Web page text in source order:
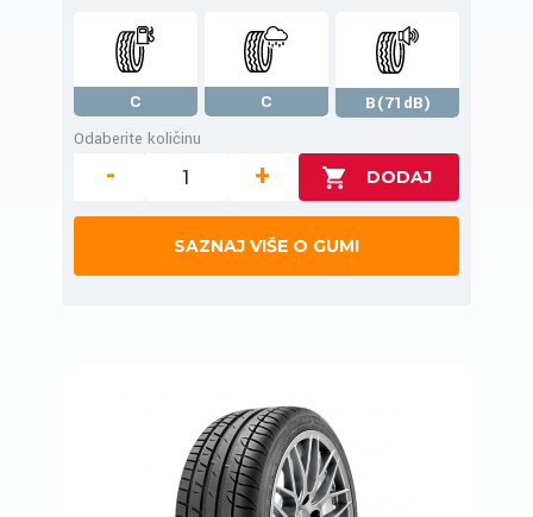
C C
B(71dB)
Odaberite količinu
- +
SAZNAJ VIŠE O GUMI